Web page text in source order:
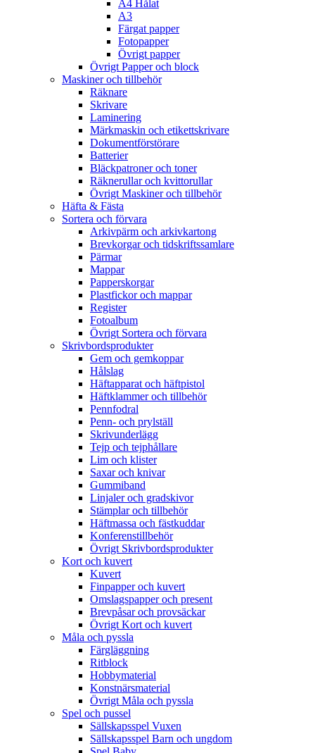
A4 Hålat
A3
Färgat papper
Fotopapper
Övrigt papper
Övrigt Papper och block
Maskiner och tillbehör
Räknare
Skrivare
Laminering
Märkmaskin och etikettskrivare
Dokumentförstörare
Batterier
Bläckpatroner och toner
Räknerullar och kvittorullar
Övrigt Maskiner och tillbehör
Häfta & Fästa
Sortera och förvara
Arkivpärm och arkivkartong
Brevkorgar och tidskriftssamlare
Pärmar
Mappar
Papperskorgar
Plastfickor och mappar
Register
Fotoalbum
Övrigt Sortera och förvara
Skrivbordsprodukter
Gem och gemkoppar
Hålslag
Häftapparat och häftpistol
Häftklammer och tillbehör
Pennfodral
Penn- och prylställ
Skrivunderlägg
Tejp och tejphållare
Lim och klister
Saxar och knivar
Gummiband
Linjaler och gradskivor
Stämplar och tillbehör
Häftmassa och fästkuddar
Konferenstillbehör
Övrigt Skrivbordsprodukter
Kort och kuvert
Kuvert
Finpapper och kuvert
Omslagspapper och present
Brevpåsar och provsäckar
Övrigt Kort och kuvert
Måla och pyssla
Färgläggning
Ritblock
Hobbymaterial
Konstnärsmaterial
Övrigt Måla och pyssla
Spel och pussel
Sällskapsspel Vuxen
Sällskapsspel Barn och ungdom